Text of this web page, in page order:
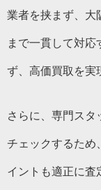
業者を挟まず、大
まで一貫して対
ず、高価買取を実
さらに、専門スタ
チェックするため
イントも適正に査